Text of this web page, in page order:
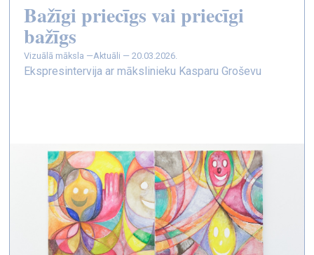
Bažīgi priecīgs vai priecīgi
bažīgs
vizuālā māksla —Aktuāli — 20.03.2026.
Ekspresintervija ar mākslinieku Kasparu Groševu